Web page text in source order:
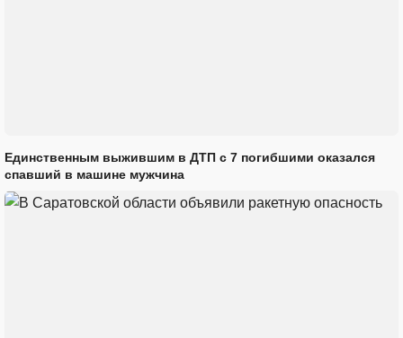
Единственным выжившим в ДТП с 7 погибшими оказался
спавший в машине мужчина